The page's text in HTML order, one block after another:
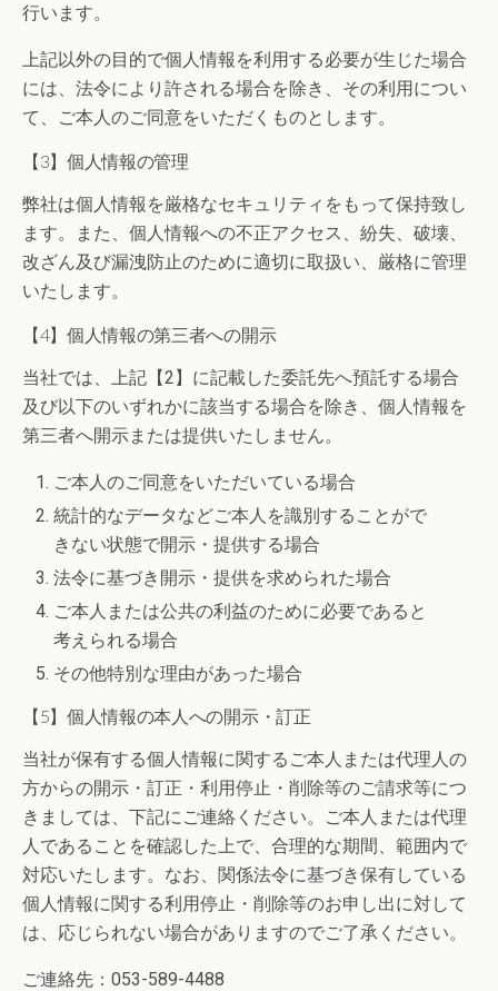
行います。
上記以外の目的で個人情報を利用する必要が生じた場合
には、法令により許される場合を除き、その利用につい
て、ご本人のご同意をいただくものとします。
【3】個人情報の管理
弊社は個人情報を厳格なセキュリティをもって保持致し
ます。また、個人情報への不正アクセス、紛失、破壊、
改ざん及び漏洩防止のために適切に取扱い、厳格に管理
いたします。
【4】個人情報の第三者への開示
当社では、上記【2】に記載した委託先へ預託する場合
及び以下のいずれかに該当する場合を除き、個人情報を
第三者へ開示または提供いたしません。
ご本人のご同意をいただいている場合
統計的なデータなどご本人を識別することがで
きない状態で開示・提供する場合
法令に基づき開示・提供を求められた場合
ご本人または公共の利益のために必要であると
考えられる場合
その他特別な理由があった場合
【5】個人情報の本人への開示・訂正
当社が保有する個人情報に関するご本人または代理人の
方からの開示・訂正・利用停止・削除等のご請求等につ
きましては、下記にご連絡ください。ご本人または代理
人であることを確認した上で、合理的な期間、範囲内で
対応いたします。なお、関係法令に基づき保有している
個人情報に関する利用停止・削除等のお申し出に対して
は、応じられない場合がありますのでご了承ください。
ご連絡先：053-589-4488